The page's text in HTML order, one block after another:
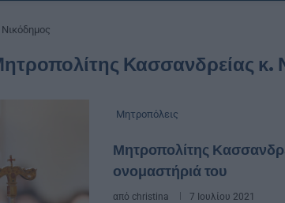
Κασσανδρείας κ.
Μητροπόλεις
Μητροπολίτης
ονομαστήριά του
από christina 7 Ιουλίου 2021